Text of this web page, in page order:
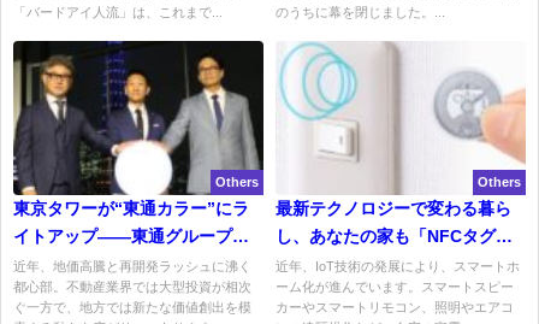
「バードアイ人流」は、これまで...
のうちに幕を閉じました。...
Others
東京タワーが“東通カラー”にラ
イトアップ――東通グループが
目指す地方都市への事業展開
近年、地価高騰と再開発ラッシュに沸く
都心部。不動産業界では大型投資が相次
ぐ一方で、地方では新たな価値創出を模
Others
最新テクノロジーで変わる暮ら
し、あなたの家も「NFCタグ」
でスマート化しませんか？
近年、IoT技術の発展により、スマートホ
ーム化が進んでいます。スマートスピー
カーやスマートリモコン、照明やエアコ